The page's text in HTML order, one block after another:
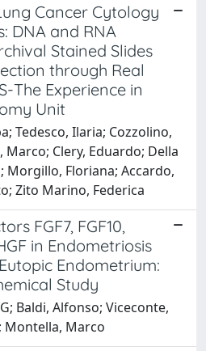
Cancer Cytology
DNA and RNA
Stained Slides
through Real
The Experience in
Unit
Tedesco, Ilaria; Cozzolino,
Clery, Eduardo; Della
Morgillo, Floriana; Accardo,
Zito Marino, Federica
FGF7, FGF10,
in Endometriosis
Endometrium:
Study
Baldi, Alfonso; Viceconte,
Montella, Marco